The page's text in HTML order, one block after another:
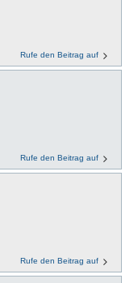
Rufe den Beitrag auf
Rufe den Beitrag auf
Rufe den Beitrag auf